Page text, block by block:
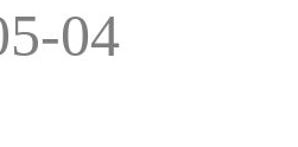
04